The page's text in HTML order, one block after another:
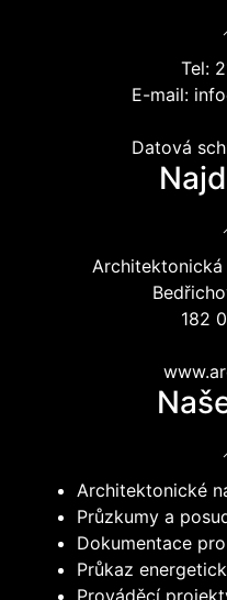
Tel:
E-mail:
Datová
Architektonická
182
Architektonické
Průzkumy a
Dokumentace
Průkaz
Prováděcí